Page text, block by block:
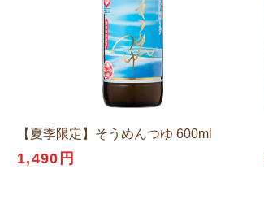
【夏季限定】そうめんつゆ 600ml
1,490円